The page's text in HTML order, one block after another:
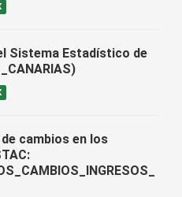
Sistema Estadístico de
cambios en los